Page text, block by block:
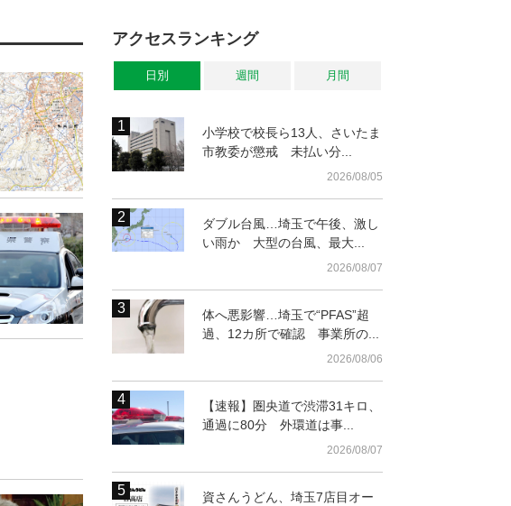
アクセスランキング
日別 週間 月間
小学校で校長ら13人、さいたま
市教委が懲戒 未払い分...
2026/08/05
ダブル台風…埼玉で午後、激し
い雨か 大型の台風、最大...
2026/08/07
体へ悪影響…埼玉で“PFAS”超
過、12カ所で確認 事業所の...
2026/08/06
【速報】圏央道で渋滞31キロ、
通過に80分 外環道は事...
2026/08/07
資さんうどん、埼玉7店目オー